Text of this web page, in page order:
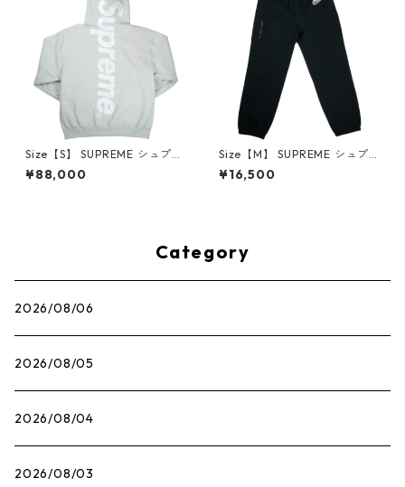
Size【S】 SUPREME シュプリ
ーム 25FW Satin Applique H
ooded Sweatshirt Heather
¥88,000
Size【M】 SUPREME シュプ
リーム ×NIKE 21SS Cargo Sw
eatpant Black スウェットパ
¥16,500
Category
2026/08/06
2026/08/05
2026/08/04
2026/08/03